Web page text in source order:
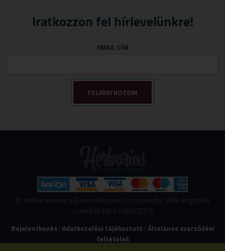
Iratkozzon fel hírlevelünkre!
EMAIL CÍM
Az online fizetést a Barion Payment Zrt. biztosítja, MNB engedély
száma: H-EN-I-1064/2013
Bejelentkezés |Adatkezelési tájékoztató |Általános szerződési
feltételek